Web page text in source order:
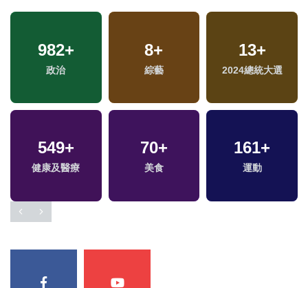
982+
政治
8+
綜藝
13+
2024總統大選
549+
健康及醫療
70+
美食
161+
運動